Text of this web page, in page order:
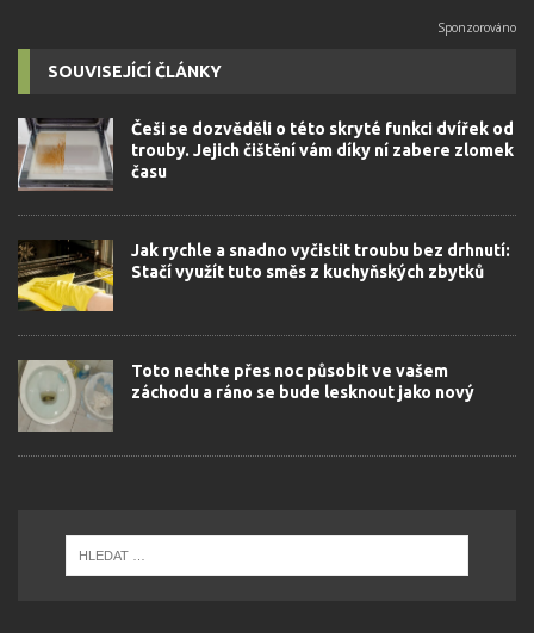
SOUVISEJÍCÍ ČLÁNKY
Češi se dozvěděli o této skryté funkci dvířek od
trouby. Jejich čištění vám díky ní zabere zlomek
času
Jak rychle a snadno vyčistit troubu bez drhnutí:
Stačí využít tuto směs z kuchyňských zbytků
Toto nechte přes noc působit ve vašem
záchodu a ráno se bude lesknout jako nový